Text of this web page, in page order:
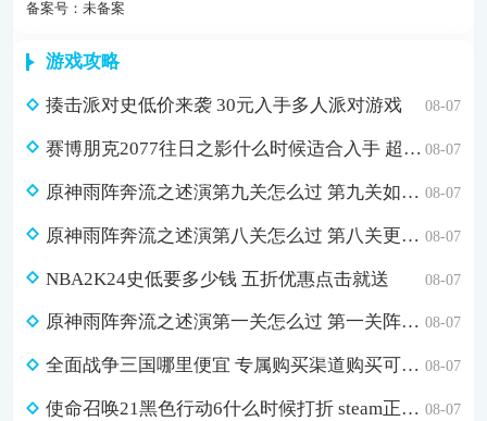
备案号：未备案
游戏攻略
揍击派对史低价来袭 30元入手多人派对游戏 08-07
赛博朋克2077往日之影什么时候适合入手 超值折扣98元入手方法介绍 08-07
原神雨阵奔流之述演第九关怎么过 第九关如从山间落下的雨滴通关攻略 08-07
原神雨阵奔流之述演第八关怎么过 第八关更多火力更少损伤通关攻略 08-07
NBA2K24史低要多少钱 五折优惠点击就送 08-07
原神雨阵奔流之述演第一关怎么过 第一关阵线的形成通关攻略 08-07
全面战争三国哪里便宜 专属购买渠道购买可省179元 08-07
使命召唤21黑色行动6什么时候打折 steam正版游戏低价购买渠道分享 08-07